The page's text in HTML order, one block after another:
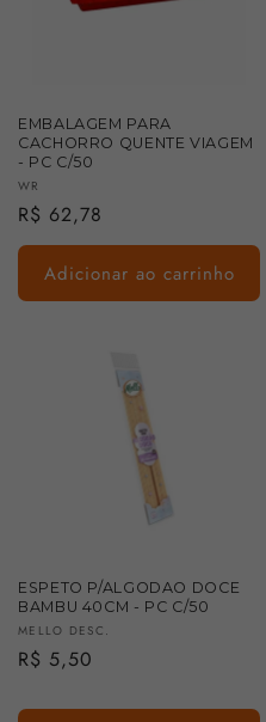
EMBALAGEM PARA
CACHORRO QUENTE VIAGEM
- PC C/50
Fornecedor:
WR
Preço
normal
R$ 62,78
Adicionar ao carrinho
ESPETO P/ALGODAO DOCE
BAMBU 40CM - PC C/50
Fornecedor:
MELLO DESC.
Preço
R$ 5,50